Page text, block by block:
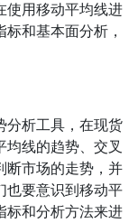
使用移动平均线进
和基本面分析，
分析工具，在现货
线的趋势、交叉
断市场的走势，并
也要意识到移动平
标和分析方法来进